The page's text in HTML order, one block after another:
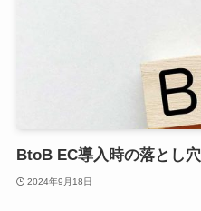
BtoB EC導入時の落とし穴
2024年9月18日